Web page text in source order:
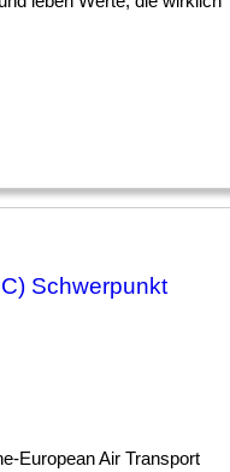
Schwerpunkt
European Air Transport